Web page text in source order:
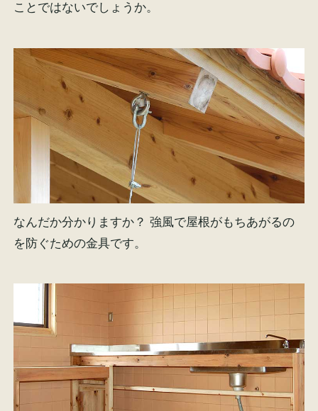
ことではないでしょうか。
なんだか分かりますか？ 強風で屋根がもちあがるの
を防ぐための金具です。